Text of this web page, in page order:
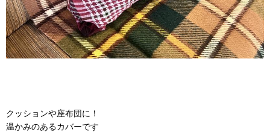
クッションや座布団に！
温かみのあるカバーです